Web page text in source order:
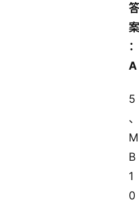
答
案
：
A
5
、
M
B
1
0